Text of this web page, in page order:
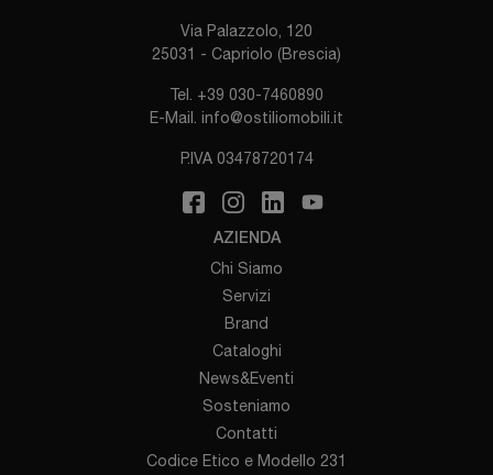
Via Palazzolo, 120
25031 - Capriolo (Brescia)
Tel. +39 030-7460890
E-Mail. info@ostiliomobili.it
P.IVA 03478720174
AZIENDA
Chi Siamo
Servizi
Brand
Cataloghi
News&Eventi
Sosteniamo
Contatti
Codice Etico e Modello 231